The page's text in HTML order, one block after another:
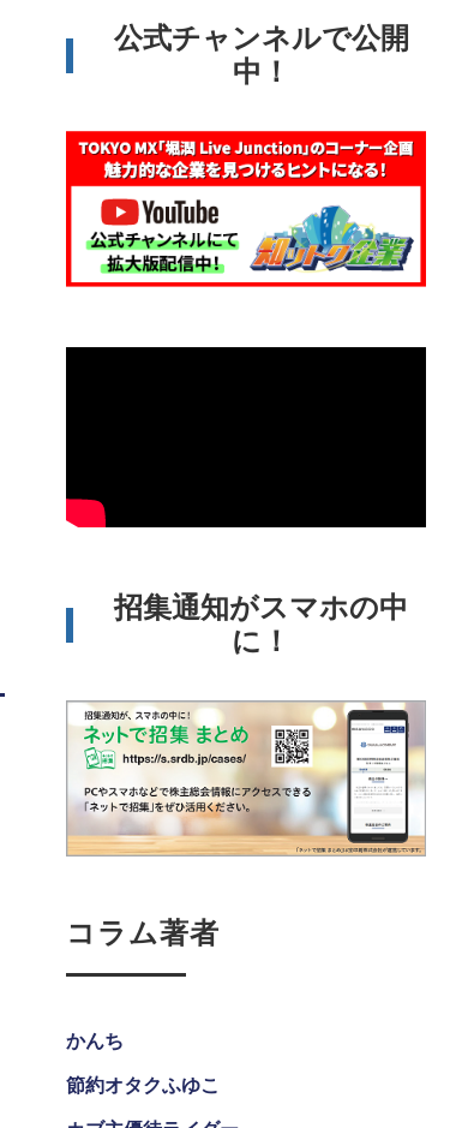
公式チャンネルで公開
中！
招集通知がスマホの中
に！
コラム著者
かんち
節約オタクふゆこ